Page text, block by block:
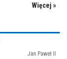
Więcej »
Jan Paweł II